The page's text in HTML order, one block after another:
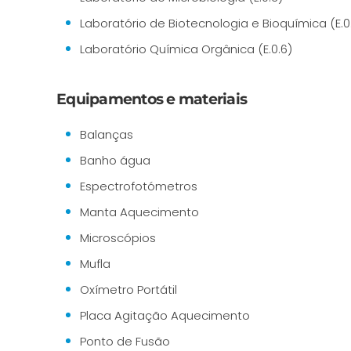
Laboratório de Biotecnologia e Bioquímica
Laboratório Química Orgânica (E.0.6)
Equipamentos e materiais
Balanças
Banho água
Espectrofotómetros
Manta Aquecimento
Microscópios
Mufla
Oxímetro Portátil
Placa Agitação Aquecimento
Ponto de Fusão